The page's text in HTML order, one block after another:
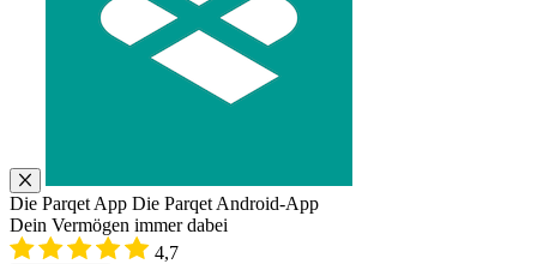
Die Parqet App Die Parqet Android-App
Dein Vermögen immer dabei
4,7